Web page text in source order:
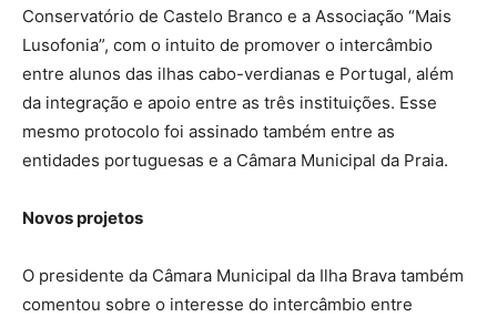
Conservatório de Castelo Branco e a Associação “Mais
Lusofonia”, com o intuito de promover o intercâmbio
entre alunos das ilhas cabo-verdianas e Portugal, além
da integração e apoio entre as três instituições. Esse
mesmo protocolo foi assinado também entre as
entidades portuguesas e a Câmara Municipal da Praia.
Novos projetos
O presidente da Câmara Municipal da Ilha Brava também
comentou sobre o interesse do intercâmbio entre